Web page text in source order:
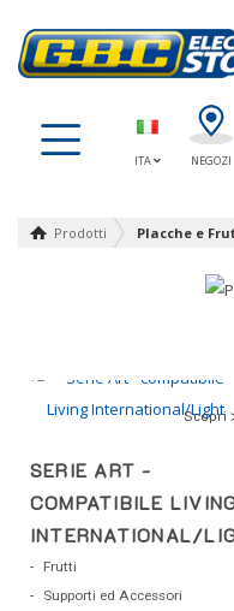
ITA NEGOZI
Prodotti Placche e
Scopri
SERIE ART -
COMPATIBILE
INTERNATIONAL/
Frutti
Supporti ed Accessori